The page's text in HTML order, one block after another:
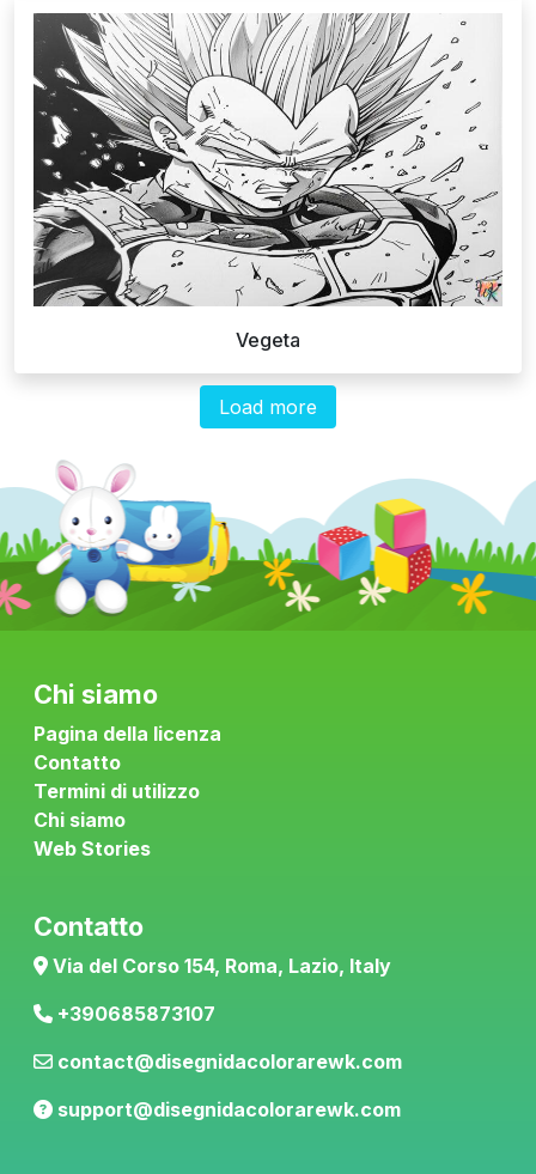
Vegeta
Load more
Chi siamo
Pagina della licenza
Contatto
Termini di utilizzo
Chi siamo
Web Stories
Contatto
Via del Corso 154, Roma, Lazio, Italy
+390685873107
contact@disegnidacolorarewk.com
support@disegnidacolorarewk.com